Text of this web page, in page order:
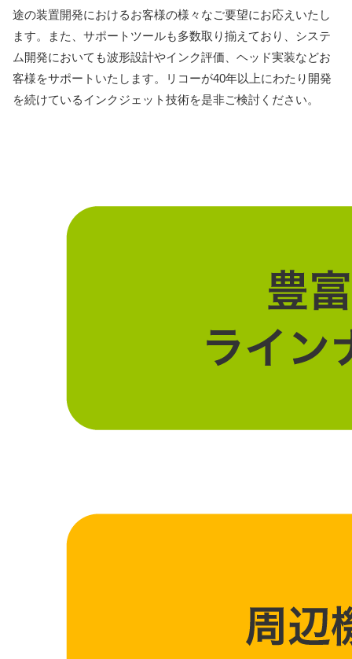
途の装置開発におけるお客様の様々なご要望にお応えいたし
ます。また、サポートツールも多数取り揃えており、システ
ム開発においても波形設計やインク評価、ヘッド実装などお
客様をサポートいたします。リコーが40年以上にわたり開発
を続けているインクジェット技術を是非ご検討ください。